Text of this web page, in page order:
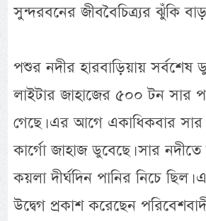
সুন্দরবনের জীববৈচিত্র্যর ঝুঁকি
পশুর নদীর হারবাড়িয়ায় সর্বশেষ
লাইটার জাহাজের ৫০০ টন সার
গেছে। এর আগে একাধিকবার
কার্গো জাহাজ ডুবেছে। সার
কয়লা দীর্ঘদিন পানির নিচে
উদ্বেগ প্রকাশ করেছেন